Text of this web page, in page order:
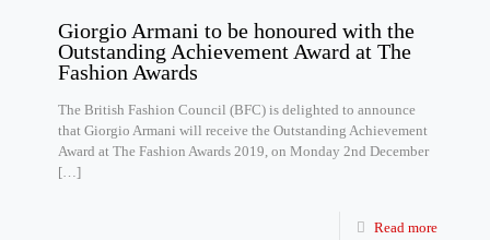
Giorgio Armani to be honoured with the
Outstanding Achievement Award at The
Fashion Awards
The British Fashion Council (BFC) is delighted to announce
that Giorgio Armani will receive the Outstanding Achievement
Award at The Fashion Awards 2019, on Monday 2nd December
[…]
Read more